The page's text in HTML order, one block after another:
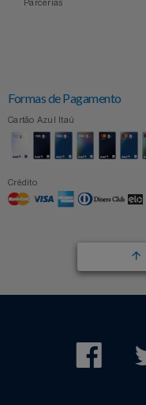
Parcerias
Formas de Pagamento
Cartão Azul Itaú
Crédito